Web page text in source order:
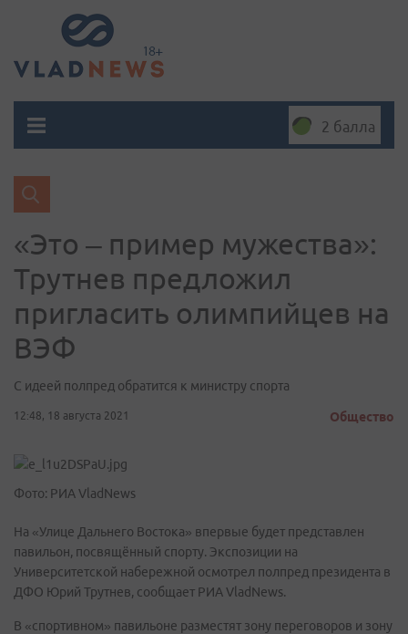
2 балла
«Это – пример мужества»:
Трутнев предложил
пригласить олимпийцев на
ВЭФ
С идеей полпред обратится к министру спорта
12:48, 18 августа 2021 Общество
Фото: РИА VladNews
На «Улице Дальнего Востока» впервые будет представлен
павильон, посвящённый спорту. Экспозиции на
Университетской набережной осмотрел полпред президента в
ДФО Юрий Трутнев, сообщает РИА VladNews.
В «спортивном» павильоне разместят зону переговоров и зону